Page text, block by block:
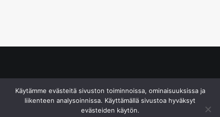
Käytämme evästeitä sivuston toiminnoissa, ominaisuuksissa ja
liikenteen analysoinnissa. Käyttämällä sivustoa hyväksyt
evästeiden käytön.